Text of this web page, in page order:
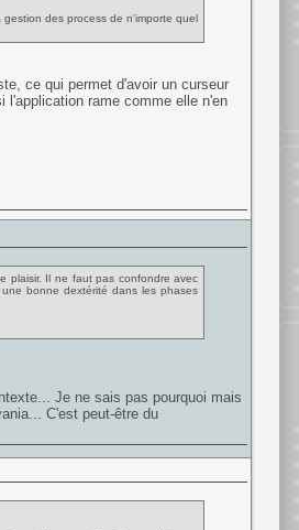
des process de n'importe quel
ce qui permet d'avoir un curseur
l'application rame comme elle n'en
plaisir. Il ne faut pas confondre avec
bonne dextérité dans les phases
Je ne sais pas pourquoi mais
C'est peut-être du